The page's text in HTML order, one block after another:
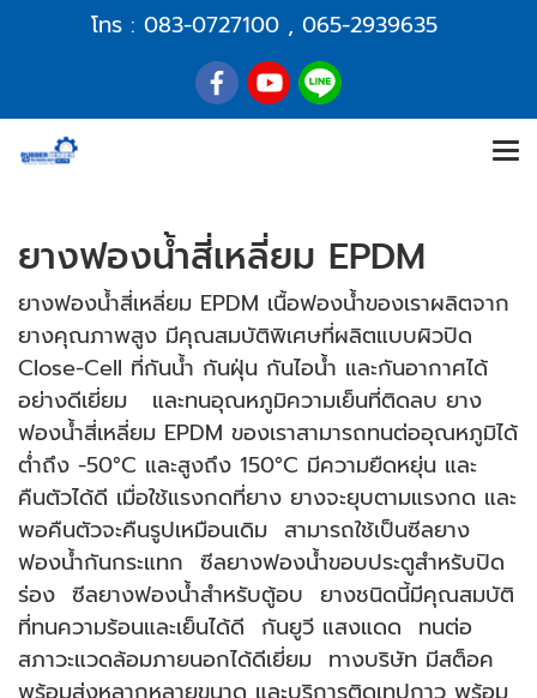
โทร : 083-0727100 , 065-2939635
ยางฟองน้ำสี่เหลี่ยม EPDM
ยางฟองน้ำสี่เหลี่ยม EPDM เนื้อฟองน้ำของเราผลิตจาก
ยางคุณภาพสูง มีคุณสมบัติพิเศษที่ผลิตแบบผิวปิด
Close-Cell ที่กันน้ำ กันฝุ่น กันไอน้ำ และกันอากาศได้
อย่างดีเยี่ยม และทนอุณหภูมิความเย็นที่ติดลบ ยาง
ฟองน้ำสี่เหลี่ยม EPDM ของเราสามารถทนต่ออุณหภูมิได้
ต่ำถึง -50°C และสูงถึง 150°C มีความยืดหยุ่น และ
คืนตัวได้ดี เมื่อใช้แรงกดที่ยาง ยางจะยุบตามแรงกด และ
พอคืนตัวจะคืนรูปเหมือนเดิม สามารถใช้เป็นซีลยาง
ฟองน้ำกันกระแทก ซีลยางฟองน้ำขอบประตูสำหรับปิด
ร่อง ซีลยางฟองน้ำสำหรับตู้อบ ยางชนิดนี้มีคุณสมบัติ
ที่ทนความร้อนและเย็นได้ดี กันยูวี แสงแดด ทนต่อ
สภาวะแวดล้อมภายนอกได้ดีเยี่ยม ทางบริษัท มีสต็อค